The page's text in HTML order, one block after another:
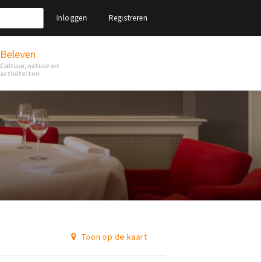
Inloggen Registreren
Beleven
Cultuur, natuur en
activiteiten
Toon op de kaart